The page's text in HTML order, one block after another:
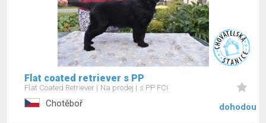
Flat coated retriever s PP
Flat Coated Retriever Na prodej s PP FCI
Chotěboř dohodou